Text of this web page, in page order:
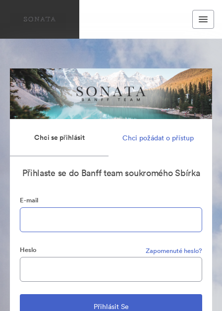
Chci se přihlásit Chci požádat o přístup
Přihlaste se do Banff team soukromého Sbírka
E-mail
Heslo Zapomenuté heslo?